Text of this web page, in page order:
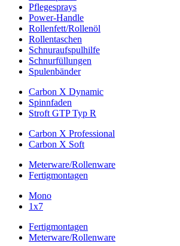
Pflegesprays
Power-Handle
Rollenfett/Rollenöl
Rollentaschen
Schnuraufspulhilfe
Schnurfüllungen
Spulenbänder
Carbon X Dynamic
Spinnfaden
Stroft GTP Typ R
Carbon X Professional
Carbon X Soft
Meterware/Rollenware
Fertigmontagen
Mono
1x7
Fertigmontagen
Meterware/Rollenware